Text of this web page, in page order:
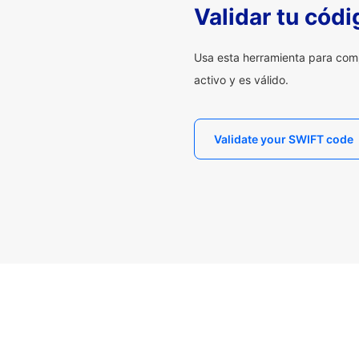
Validar tu
Usa esta herramienta para
activo y es válido.
Validate your SWIFT code